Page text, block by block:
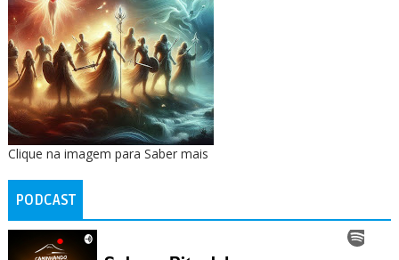
Clique na imagem para Saber mais
PODCAST